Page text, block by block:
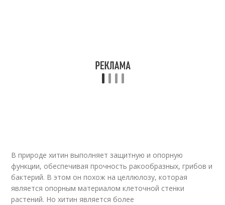
В природе хитин выполняет защитную и опорную
функции, обеспечивая прочность ракообразных, грибов и
бактерий. В этом он похож на целлюлозу, которая
является опорным материалом клеточной стенки
растений. Но хитин является более